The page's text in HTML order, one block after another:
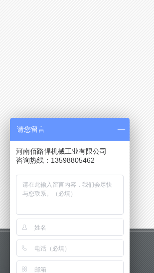
请您留言
河南佰路悍机械工业有限公司
咨询热线：13598805462